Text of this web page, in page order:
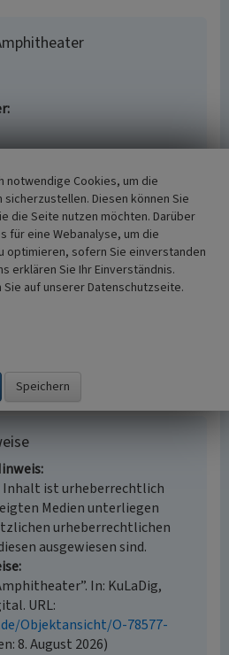
1:20.000)
Karten,
ist urheberrechtlich
Medien unterliegen
urheberrechtlichen
ausgewiesen sind.
In: KuLaDig,
URL:
Objektansicht/O-78577-
8. August 2026)
notwendige Cookies, um die
Diesen können Sie
die Seite nutzen möchten. Darüber
für eine Webanalyse, um die
optimieren, sofern Sie einverstanden
erklären Sie Ihr Einverständnis.
auf unserer Datenschutzseite.